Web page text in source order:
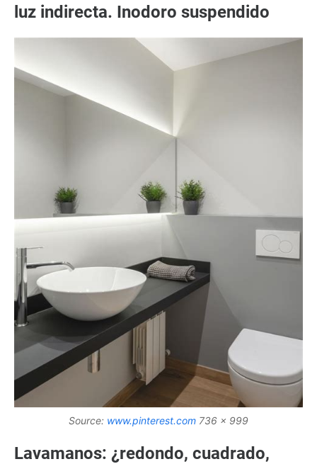
luz indirecta. Inodoro suspendido
Source: www.pinterest.com 736 x 999
Lavamanos: ¿redondo, cuadrado,